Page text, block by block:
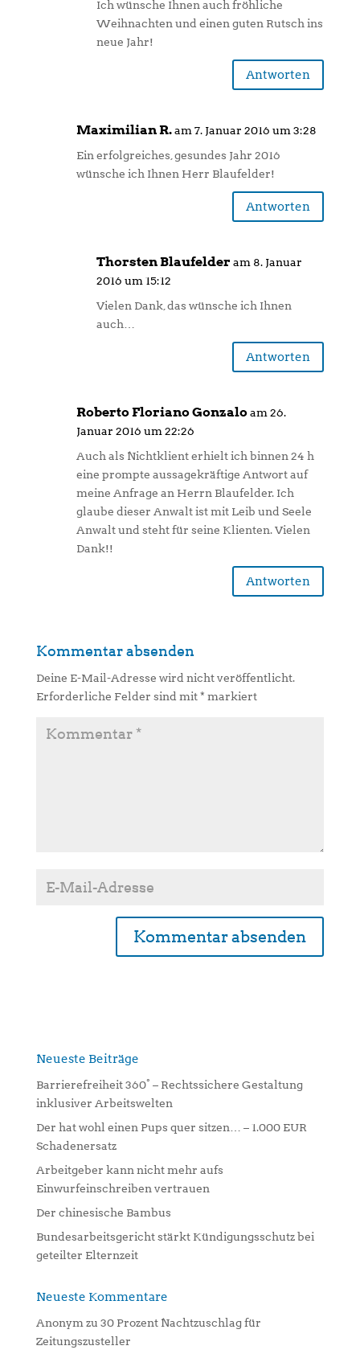
Ich wünsche Ihnen auch fröhliche
Weihnachten und einen guten Rutsch ins
neue Jahr!
Antworten
Maximilian R. am 7. Januar 2016 um 3:28
Ein erfolgreiches, gesundes Jahr 2016
wünsche ich Ihnen Herr Blaufelder!
Antworten
Thorsten Blaufelder am 8. Januar
2016 um 15:12
Vielen Dank, das wünsche ich Ihnen
auch…
Antworten
Roberto Floriano Gonzalo am 26.
Januar 2016 um 22:26
Auch als Nichtklient erhielt ich binnen 24 h
eine prompte aussagekräftige Antwort auf
meine Anfrage an Herrn Blaufelder. Ich
glaube dieser Anwalt ist mit Leib und Seele
Anwalt und steht für seine Klienten. Vielen
Dank!!
Antworten
Kommentar absenden
Deine E-Mail-Adresse wird nicht veröffentlicht.
Erforderliche Felder sind mit* markiert
n
v
e
:
Neueste Beiträge
Barrierefreiheit 360° – Rechtssichere Gestaltung
inklusiver Arbeitswelten
Der hat wohl einen Pups quer sitzen… – 1.000 EUR
Schadenersatz
Arbeitgeber kann nicht mehr aufs
Einwurfeinschreiben vertrauen
Der chinesische Bambus
Bundesarbeitsgericht stärkt Kündigungsschutz bei
geteilter Elternzeit
Neueste Kommentare
Anonym zu 30 Prozent Nachtzuschlag für
Zeitungszusteller